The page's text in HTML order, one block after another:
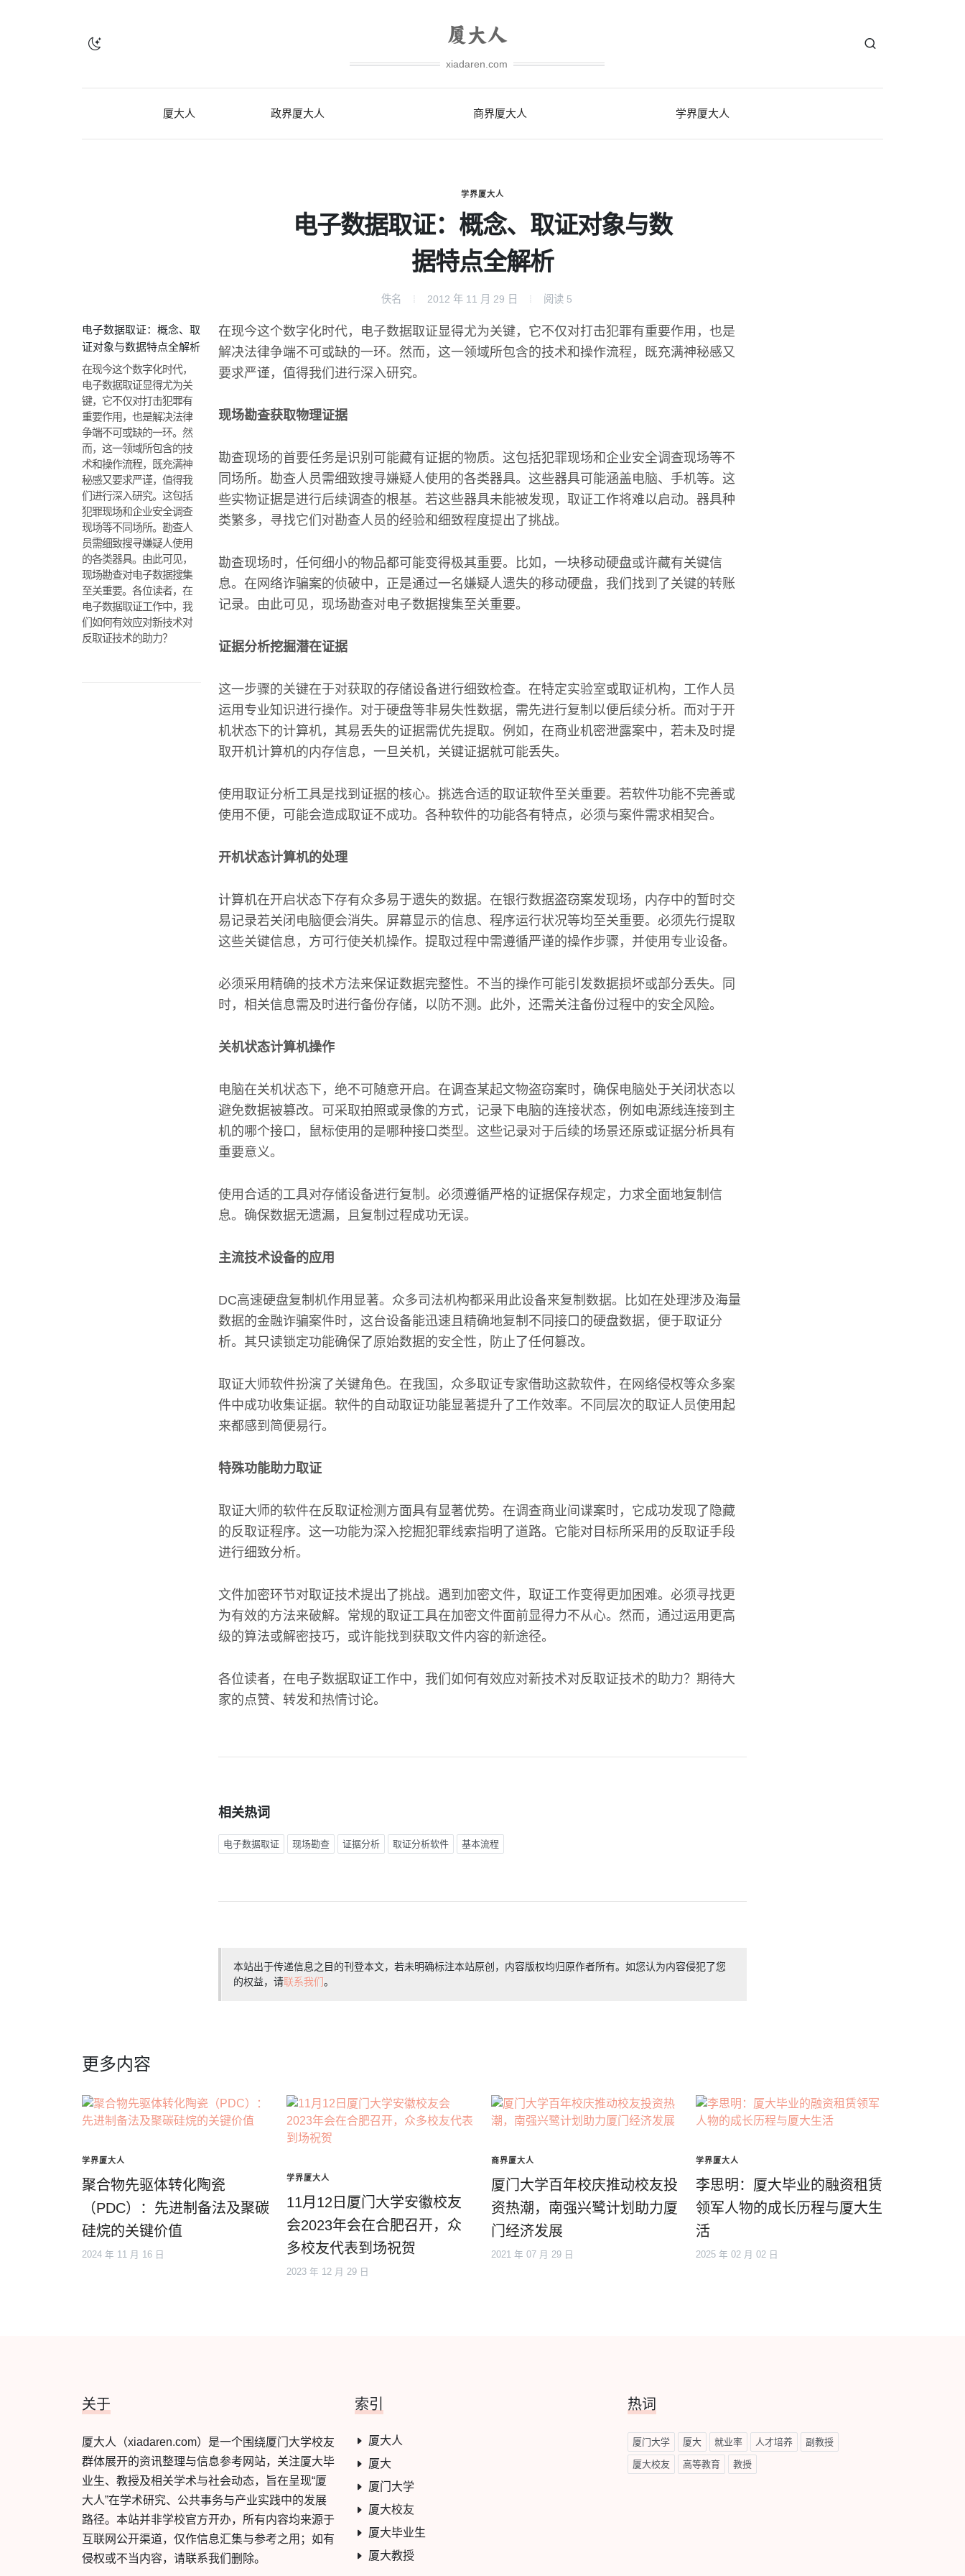
xiadaren.com
厦大人 政界厦大人 商界厦大人 学界厦大人
学界厦大人
电子数据取证：概念、取证对象与数
据特点全解析
佚名 2012 年 11 月 29 日 阅读 5
电子数据取证：概念、取
证对象与数据特点全解析
在现今这个数字化时代，
电子数据取证显得尤为关
键，它不仅对打击犯罪有
重要作用，也是解决法律
争端不可或缺的一环。然
而，这一领域所包含的技
术和操作流程，既充满神
秘感又要求严谨，值得我
们进行深入研究。这包括
犯罪现场和企业安全调查
现场等不同场所。勘查人
员需细致搜寻嫌疑人使用
的各类器具。由此可见，
现场勘查对电子数据搜集
至关重要。各位读者，在
电子数据取证工作中，我
们如何有效应对新技术对
反取证技术的助力？
在现今这个数字化时代，电子数据取证显得尤为关键，它不仅对打击犯罪有重要作用，也是
解决法律争端不可或缺的一环。然而，这一领域所包含的技术和操作流程，既充满神秘感又
要求严谨，值得我们进行深入研究。
现场勘查获取物理证据
勘查现场的首要任务是识别可能藏有证据的物质。这包括犯罪现场和企业安全调查现场等不
同场所。勘查人员需细致搜寻嫌疑人使用的各类器具。这些器具可能涵盖电脑、手机等。这
些实物证据是进行后续调查的根基。若这些器具未能被发现，取证工作将难以启动。器具种
类繁多，寻找它们对勘查人员的经验和细致程度提出了挑战。
勘查现场时，任何细小的物品都可能变得极其重要。比如，一块移动硬盘或许藏有关键信
息。在网络诈骗案的侦破中，正是通过一名嫌疑人遗失的移动硬盘，我们找到了关键的转账
记录。由此可见，现场勘查对电子数据搜集至关重要。
证据分析挖掘潜在证据
这一步骤的关键在于对获取的存储设备进行细致检查。在特定实验室或取证机构，工作人员
运用专业知识进行操作。对于硬盘等非易失性数据，需先进行复制以便后续分析。而对于开
机状态下的计算机，其易丢失的证据需优先提取。例如，在商业机密泄露案中，若未及时提
取开机计算机的内存信息，一旦关机，关键证据就可能丢失。
使用取证分析工具是找到证据的核心。挑选合适的取证软件至关重要。若软件功能不完善或
使用不便，可能会造成取证不成功。各种软件的功能各有特点，必须与案件需求相契合。
开机状态计算机的处理
计算机在开启状态下存有众多易于遗失的数据。在银行数据盗窃案发现场，内存中的暂时交
易记录若关闭电脑便会消失。屏幕显示的信息、程序运行状况等均至关重要。必须先行提取
这些关键信息，方可行使关机操作。提取过程中需遵循严谨的操作步骤，并使用专业设备。
必须采用精确的技术方法来保证数据完整性。不当的操作可能引发数据损坏或部分丢失。同
时，相关信息需及时进行备份存储，以防不测。此外，还需关注备份过程中的安全风险。
关机状态计算机操作
电脑在关机状态下，绝不可随意开启。在调查某起文物盗窃案时，确保电脑处于关闭状态以
避免数据被篡改。可采取拍照或录像的方式，记录下电脑的连接状态，例如电源线连接到主
机的哪个接口，鼠标使用的是哪种接口类型。这些记录对于后续的场景还原或证据分析具有
重要意义。
使用合适的工具对存储设备进行复制。必须遵循严格的证据保存规定，力求全面地复制信
息。确保数据无遗漏，且复制过程成功无误。
主流技术设备的应用
DC高速硬盘复制机作用显著。众多司法机构都采用此设备来复制数据。比如在处理涉及海量
数据的金融诈骗案件时，这台设备能迅速且精确地复制不同接口的硬盘数据，便于取证分
析。其只读锁定功能确保了原始数据的安全性，防止了任何篡改。
取证大师软件扮演了关键角色。在我国，众多取证专家借助这款软件，在网络侵权等众多案
件中成功收集证据。软件的自动取证功能显著提升了工作效率。不同层次的取证人员使用起
来都感到简便易行。
特殊功能助力取证
取证大师的软件在反取证检测方面具有显著优势。在调查商业间谍案时，它成功发现了隐藏
的反取证程序。这一功能为深入挖掘犯罪线索指明了道路。它能对目标所采用的反取证手段
进行细致分析。
文件加密环节对取证技术提出了挑战。遇到加密文件，取证工作变得更加困难。必须寻找更
为有效的方法来破解。常规的取证工具在加密文件面前显得力不从心。然而，通过运用更高
级的算法或解密技巧，或许能找到获取文件内容的新途径。
各位读者，在电子数据取证工作中，我们如何有效应对新技术对反取证技术的助力？期待大
家的点赞、转发和热情讨论。
相关热词
电子数据取证 现场勘查 证据分析 取证分析软件 基本流程
本站出于传递信息之目的刊登本文，若未明确标注本站原创，内容版权均归原作者所有。如您认为内容侵犯了您
的权益，请联系我们。
更多内容
学界厦大人
聚合物先驱体转化陶瓷
（PDC）：先进制备法及聚碳
硅烷的关键价值
2024 年 11 月 16 日
学界厦大人
11月12日厦门大学安徽校友
会2023年会在合肥召开，众
多校友代表到场祝贺
2023 年 12 月 29 日
商界厦大人
厦门大学百年校庆推动校友投
资热潮，南强兴鹭计划助力厦
门经济发展
2021 年 07 月 29 日
学界厦大人
李思明：厦大毕业的融资租赁
领军人物的成长历程与厦大生
活
2025 年 02 月 02 日
关于
厦大人（xiadaren.com）是一个围绕厦门大学校友
群体展开的资讯整理与信息参考网站，关注厦大毕
业生、教授及相关学术与社会动态，旨在呈现“厦
大人”在学术研究、公共事务与产业实践中的发展
路径。本站并非学校官方开办，所有内容均来源于
互联网公开渠道，仅作信息汇集与参考之用；如有
侵权或不当内容，请联系我们删除。
索引
厦大人
厦大
厦门大学
厦大校友
厦大毕业生
厦大教授
热词
厦门大学 厦大 就业率 人才培养 副教授
厦大校友 高等教育 教授